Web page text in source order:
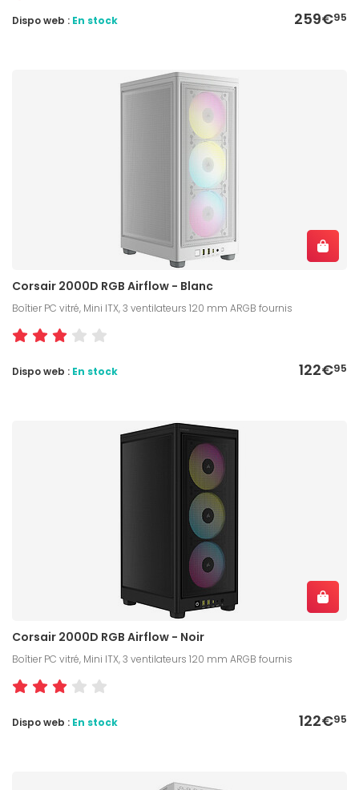
259€95
Dispo web : En stock
Corsair 2000D RGB Airflow - Blanc
Boîtier PC vitré, Mini ITX, 3 ventilateurs 120 mm ARGB fournis
122€95
Dispo web : En stock
Corsair 2000D RGB Airflow - Noir
Boîtier PC vitré, Mini ITX, 3 ventilateurs 120 mm ARGB fournis
122€95
Dispo web : En stock